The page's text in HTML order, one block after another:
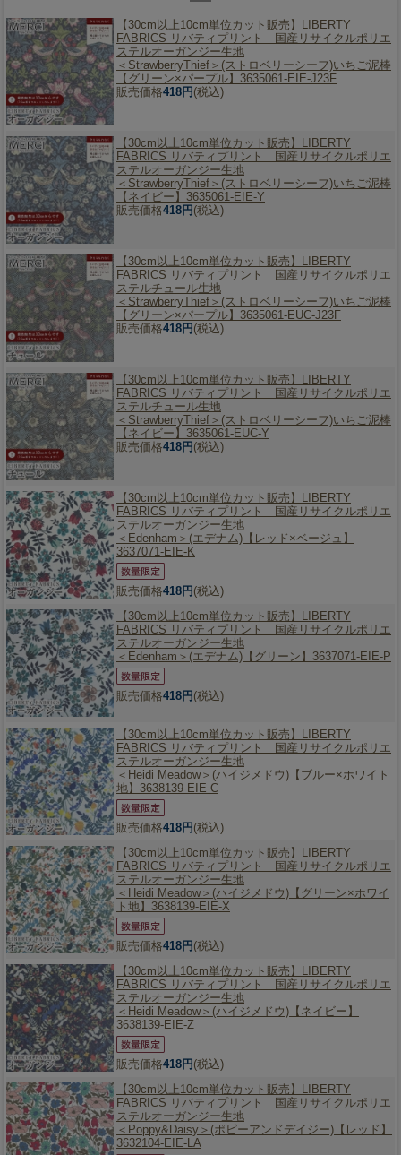
【30cm以上10cm単位カット販売】
LIBERTY
FABRICS リバティプリント 国産リサイクルポリエ
ステルオーガンジー生地
＜StrawberryThief＞(ストロベリーシーフ)いちご泥棒
【グリーン×パープル】3635061-EIE-J23F
販売価格418円 (税込)
【30cm以上10cm単位カット販売】
LIBERTY
FABRICS リバティプリント 国産リサイクルポリエ
ステルオーガンジー生地
＜StrawberryThief＞(ストロベリーシーフ)いちご泥棒
【ネイビー】3635061-EIE-Y
販売価格418円 (税込)
【30cm以上10cm単位カット販売】
LIBERTY
FABRICS リバティプリント 国産リサイクルポリエ
ステルチュール生地
＜StrawberryThief＞(ストロベリーシーフ)いちご泥棒
【グリーン×パープル】3635061-EUC-J23F
販売価格418円 (税込)
【30cm以上10cm単位カット販売】
LIBERTY
FABRICS リバティプリント 国産リサイクルポリエ
ステルチュール生地
＜StrawberryThief＞(ストロベリーシーフ)いちご泥棒
【ネイビー】3635061-EUC-Y
販売価格418円 (税込)
【30cm以上10cm単位カット販売】
LIBERTY
FABRICS リバティプリント 国産リサイクルポリエ
ステルオーガンジー生地
＜Edenham＞(エデナム)【レッド×ベージュ】
3637071-EIE-K
販売価格418円 (税込)
【30cm以上10cm単位カット販売】
LIBERTY
FABRICS リバティプリント 国産リサイクルポリエ
ステルオーガンジー生地
＜Edenham＞(エデナム)【グリーン】3637071-EIE-P
販売価格418円 (税込)
【30cm以上10cm単位カット販売】
LIBERTY
FABRICS リバティプリント 国産リサイクルポリエ
ステルオーガンジー生地
＜Heidi Meadow＞(ハイジメドウ)【ブルー×ホワイト
地】3638139-EIE-C
販売価格418円 (税込)
【30cm以上10cm単位カット販売】
LIBERTY
FABRICS リバティプリント 国産リサイクルポリエ
ステルオーガンジー生地
＜Heidi Meadow＞(ハイジメドウ)【グリーン×ホワイ
ト地】3638139-EIE-X
販売価格418円 (税込)
【30cm以上10cm単位カット販売】
LIBERTY
FABRICS リバティプリント 国産リサイクルポリエ
ステルオーガンジー生地
＜Heidi Meadow＞(ハイジメドウ)【ネイビー】
3638139-EIE-Z
販売価格418円 (税込)
【30cm以上10cm単位カット販売】
LIBERTY
FABRICS リバティプリント 国産リサイクルポリエ
ステルオーガンジー生地
＜Poppy&Daisy＞(ポピーアンドデイジー)【レッド】
3632104-EIE-LA